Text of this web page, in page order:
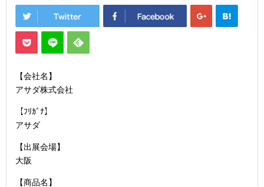
【会社名】
アサダ株式会社
【ﾌﾘｶﾞﾅ】
アサダ
【出展会場】
大阪
【商品名】